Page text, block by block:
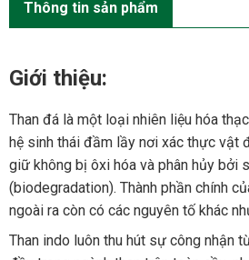
Thông tin sản phẩm
Giới thiệu:
Than đá là một loại nhiên liệu hóa
hệ sinh thái đầm lầy nơi xác thực vật
giữ không bị ôxi hóa và phân hủy bởi
(biodegradation). Thành phần chính
ngoài ra còn có các nguyên tố khác
Than indo luôn thu hút sự công nhận